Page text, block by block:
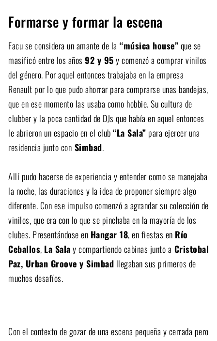
Formarse y formar la escena
Facu se considera un amante de la “música house”que se
masificó entre los años 92 y 95y comenzó a comprar vinilos
del género. Por aquel entonces trabajaba en la empresa
Renault por lo que pudo ahorrar para comprarse unas bandejas,
que en ese momento las usaba como hobbie. Su cultura de
clubber y la poca cantidad de DJs que había en aquel entonces
le abrieron un espacio en el club“La Sala” para ejercer una
residencia junto con Simbad.
Allí pudo hacerse de experiencia y entender como se manejaba
la noche, las duraciones y la idea de proponer siempre algo
diferente. Con ese impulso comenzó a agrandar su colección de
vinilos, que era con lo que se pinchaba en la mayoría de los
clubes. Presentándose en Hangar 18, en fiestas en Río
Ceballos, La Salay compartiendo cabinas junto a Cristobal
Paz, Urban Groove y Simbad llegaban sus primeros de
muchos desafíos.
Con el contexto de gozar de una escena pequeña y cerrada pero